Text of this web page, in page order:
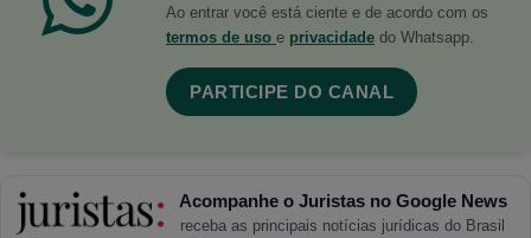
Ao entrar você está ciente e de acordo com os
termos de uso e privacidade do Whatsapp.
PARTICIPE DO CANAL
Acompanhe o Juristas no Google News
receba as principais notícias jurídicas do Brasil